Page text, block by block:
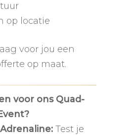
op locatie
voor jou een
op maat.
voor ons Quad-
Test je